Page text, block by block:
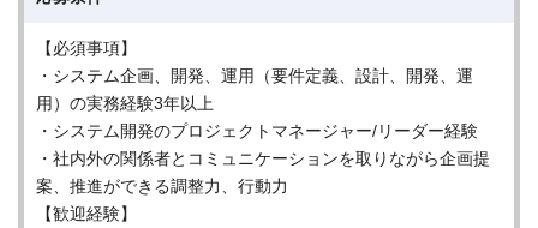
【必須事項】
・システム企画、開発、運用（要件定義、設計、開発、運
用）の実務経験3年以上
・システム開発のプロジェクトマネージャー/リーダー経験
・社内外の関係者とコミュニケーションを取りながら企画提
案、推進ができる調整力、行動力
【歓迎経験】